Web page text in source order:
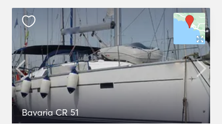
Bavaria CR 51